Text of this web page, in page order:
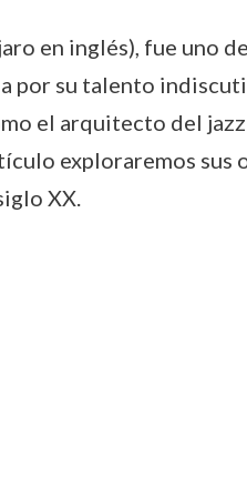
en inglés), fue uno
por su talento
el arquitecto del
exploraremos sus
XX.